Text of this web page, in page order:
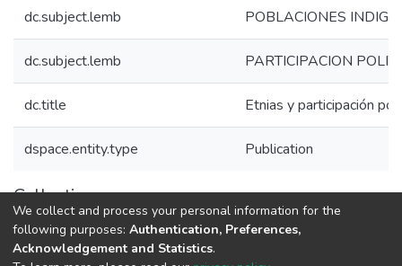
dc.subject.lemb POBLACIONES
dc.subject.lemb PARTICIPACION
dc.title Etnias y participación
dspace.entity.type Publication
Collections
1.1.2. Informes Finales
We collect and process your personal information for the
following purposes: Authentication, Preferences,
Acknowledgement and Statistics.